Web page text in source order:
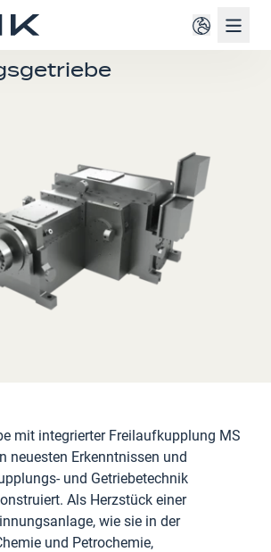
mit integrierter Freilaufkupplung MS
neuesten Erkenntnissen und
und Getriebetechnik
Als Herzstück einer
wie sie in der
und Petrochemie,